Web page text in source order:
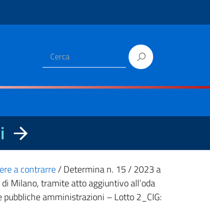
a contrarre/Determina n. 15 / 2023 a
Milano, tramite atto aggiuntivo all’oda
pubbliche amministrazioni – Lotto 2_CIG: